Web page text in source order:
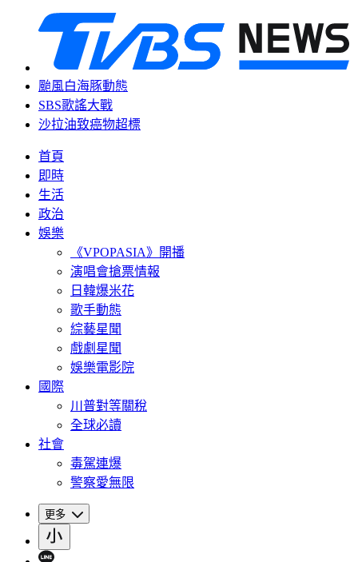
颱風白海豚動態
SBS歌謠大戰
沙拉油致癌物超標
首頁
即時
生活
政治
娛樂
《VPOPASIA》開播
演唱會搶票情報
日韓爆米花
歌手動態
綜藝星聞
戲劇星聞
娛樂電影院
國際
川普對等關稅
全球必讀
社會
毒駕連爆
警察愛無限
更多